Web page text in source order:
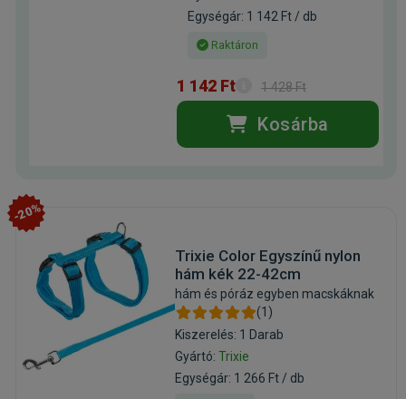
Egységár: 1 142 Ft / db
Raktáron
1 142 Ft 1 428 Ft
Kosárba
-20%
Trixie Color Egyszínű nylon
hám kék 22-42cm
hám és póráz egyben macskáknak
(1)
Kiszerelés: 1 Darab
Gyártó: Trixie
Egységár: 1 266 Ft / db